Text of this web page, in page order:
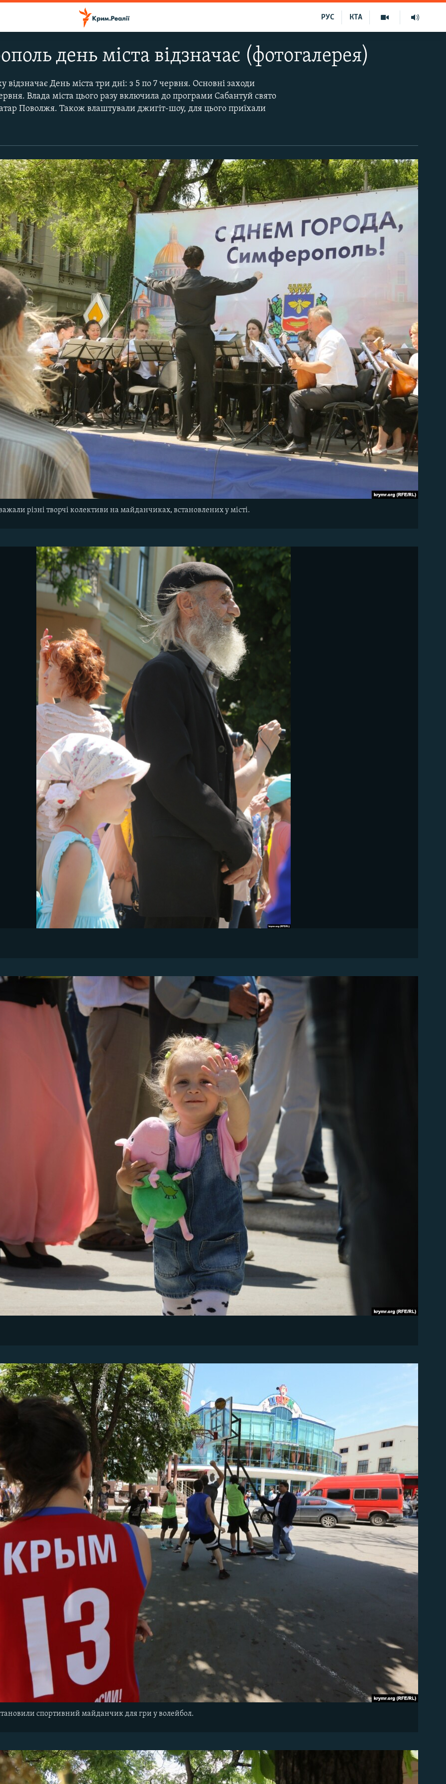
КТА
РУС
день міста відзначає (фотогалерея)
відзначає День міста три дні: з 5 по 7 червня. Основні заходи
Влада міста цього разу включила до програми Сабантуй свято
Поволжя. Також влаштували джигіт-шоу, для цього приїхали
різні творчі колективи на майданчиках, встановлених у місті.
спортивний майданчик для гри у волейбол.